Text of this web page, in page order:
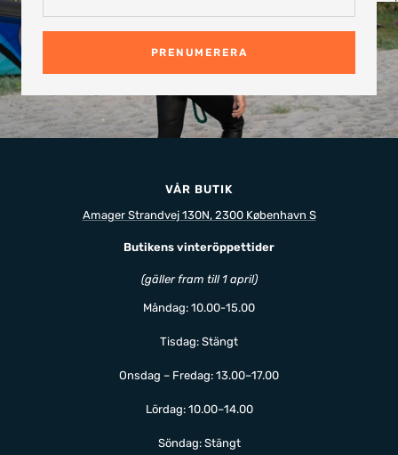
PRENUMERERA
VÅR BUTIK
Amager Strandvej 130N, 2300 København S
Butikens vinteröppettider
(gäller fram till 1 april)
Måndag: 10.00-15.00
Tisdag: Stängt
Onsdag – Fredag: 13.00–17.00
Lördag: 10.00–14.00
Söndag: Stängt